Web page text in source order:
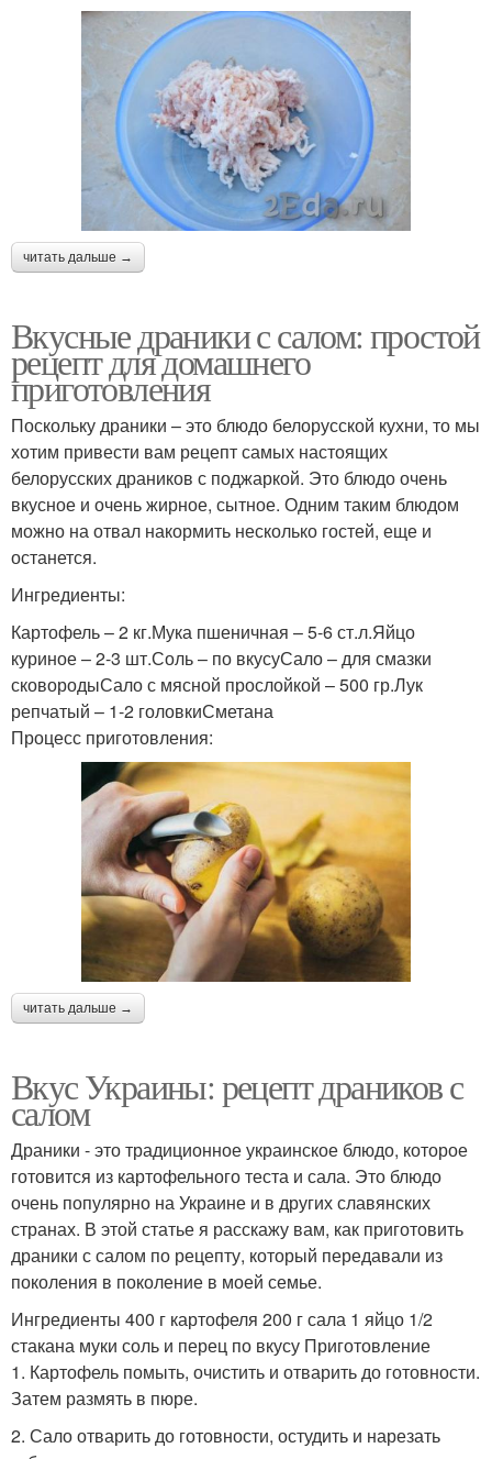
читать дальше →
Вкусные драники с салом: простой
рецепт для домашнего
приготовления
Поскольку драники – это блюдо белорусской кухни, то мы
хотим привести вам рецепт самых настоящих
белорусских драников с поджаркой. Это блюдо очень
вкусное и очень жирное, сытное. Одним таким блюдом
можно на отвал накормить несколько гостей, еще и
останется.
Ингредиенты:
Картофель – 2 кг.Мука пшеничная – 5-6 ст.л.Яйцо
куриное – 2-3 шт.Соль – по вкусуСало – для смазки
сковородыСало с мясной прослойкой – 500 гр.Лук
репчатый – 1-2 головкиСметана
Процесс приготовления:
читать дальше →
Вкус Украины: рецепт драников с
салом
Драники - это традиционное украинское блюдо, которое
готовится из картофельного теста и сала. Это блюдо
очень популярно на Украине и в других славянских
странах. В этой статье я расскажу вам, как приготовить
драники с салом по рецепту, который передавали из
поколения в поколение в моей семье.
Ингредиенты 400 г картофеля 200 г сала 1 яйцо 1/2
стакана муки соль и перец по вкусу Приготовление
1. Картофель помыть, очистить и отварить до готовности.
Затем размять в пюре.
2. Сало отварить до готовности, остудить и нарезать